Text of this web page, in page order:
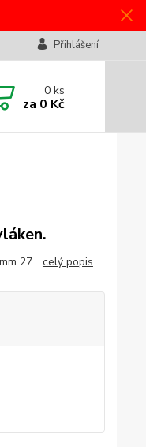
Přihlášení
0ks
za 0 Kč
27... celý popis